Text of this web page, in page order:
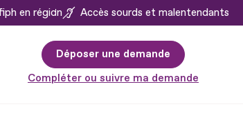
en région Accès sourds et malentendants
Déposer une demande
Compléter ou suivre ma demande